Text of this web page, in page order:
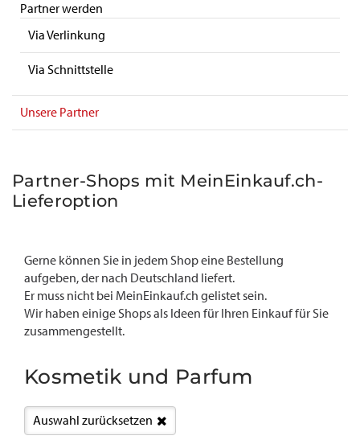
Partner werden
Via Verlinkung
Via Schnittstelle
Unsere Partner
Partner-Shops mit MeinEinkauf.ch-
Lieferoption
Gerne können Sie in jedem Shop eine Bestellung
aufgeben, der nach Deutschland liefert.
Er muss nicht bei MeinEinkauf.ch gelistet sein.
Wir haben einige Shops als Ideen für Ihren Einkauf für Sie
zusammengestellt.
Kosmetik und Parfum
Auswahl zurücksetzen